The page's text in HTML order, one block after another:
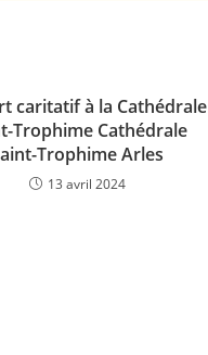
caritatif à la Cathédrale
Trophime Cathédrale
Trophime Arles
13 avril 2024